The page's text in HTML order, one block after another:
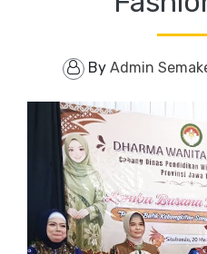
By Admin